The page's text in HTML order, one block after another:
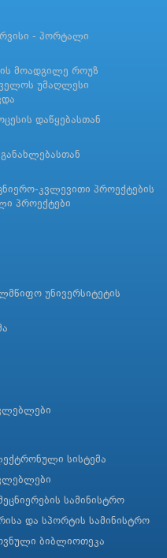
- პორტალი
მოადგილე როუზ
უმაღლესი
დაწყებასთან
კვლევითი პროექტების
პროექტები
უნივერსიტეტის
სისტემა
სამინისტრო
და სპორტის სამინისტრო
ბიბლიოთეკა